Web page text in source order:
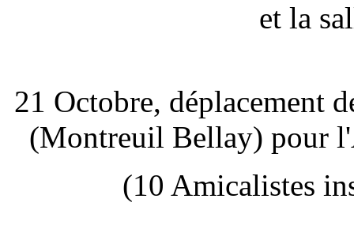
et la
21 Octobre, déplacement
(Montreuil Bellay) pour
(10 Amicalistes